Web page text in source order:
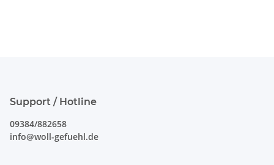
Support / Hotline
09384/882658
info@woll-gefuehl.de